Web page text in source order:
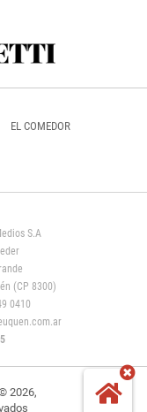
EL COMEDOR
S.A
(CP 8300)
0410
2026,